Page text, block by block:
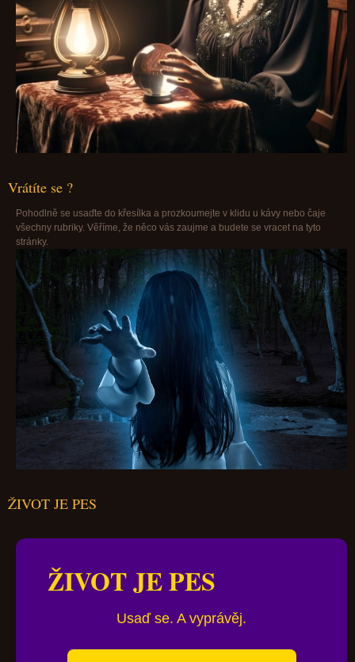
Vrátíte se ?
Pohodlně se usaďte do křesílka a prozkoumejte v klidu u kávy nebo čaje
všechny rubriky. Věříme, že něco vás zaujme a budete se vracet na tyto
stránky.
ŽIVOT JE PES
ŽIVOT JE PES
Usaď se. A vyprávěj.